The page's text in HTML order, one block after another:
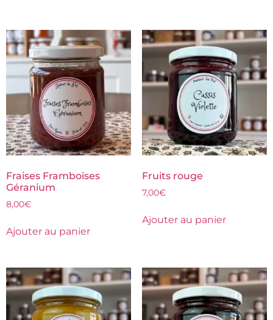
Fraises Framboises
Géranium
8,00€
Ajouter au panier
Fruits rouge
7,00€
Ajouter au panier